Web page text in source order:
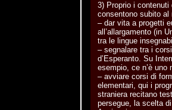
3) Proprio i contenuti
consentono subito
– dar vita a progetti
all’allargamento (in
tra le lingue
– segnalare tra i
d’Esperanto. Su
esempio, ce n’è uno
– avviare corsi di
elementari, qui i
straniera recitano
persegue, la scelta